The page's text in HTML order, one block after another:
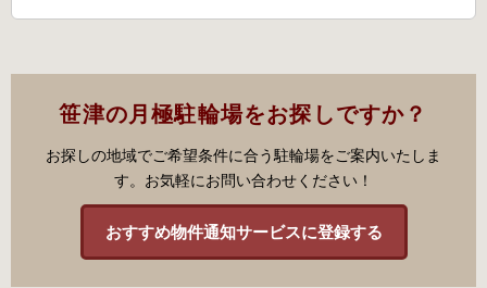
笹津の月極駐輪場をお探しですか？
お探しの地域でご希望条件に合う駐輪場をご案内いたしま
す。お気軽にお問い合わせください！
おすすめ物件通知サービスに登録する